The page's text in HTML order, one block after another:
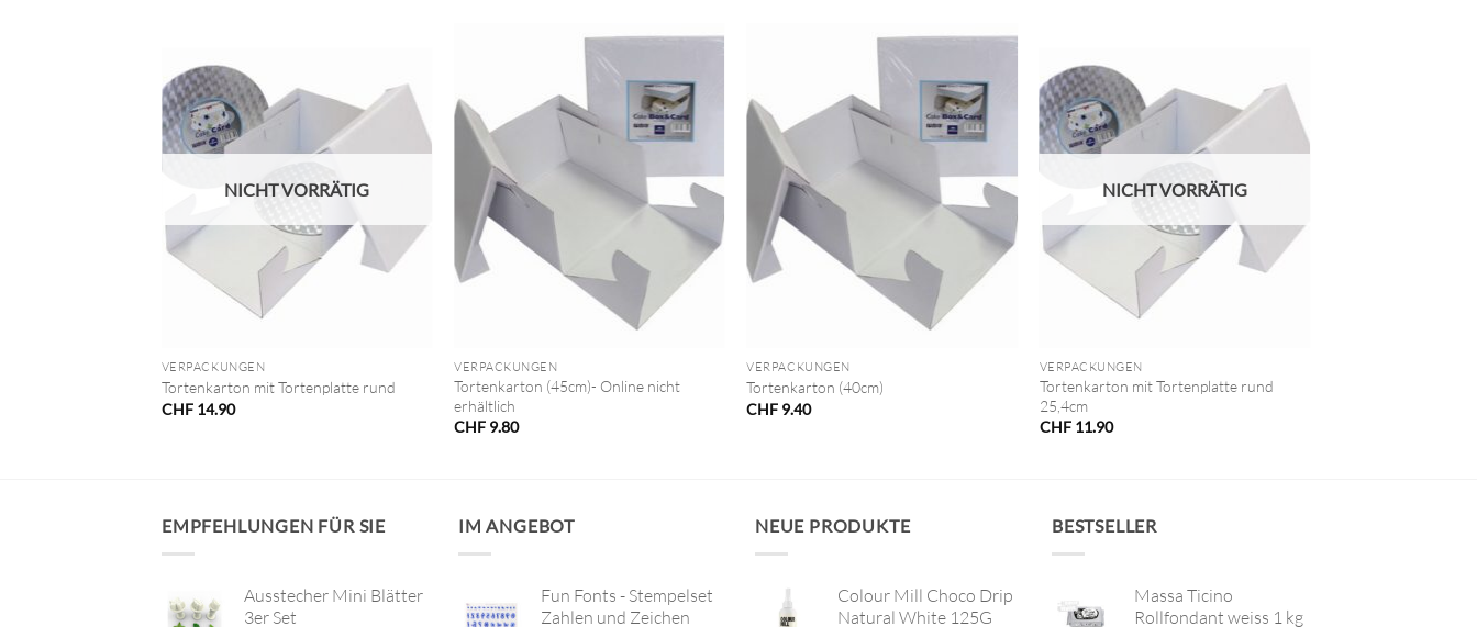
NICHT VORRÄTIG
VERPACKUNGEN
Tortenkarton mit Tortenplatte rund
CHF14.90
VERPACKUNGEN
Tortenkarton (45cm)- Online nicht
erhältlich
CHF 9.80
VERPACKUNGEN
Tortenkarton (40cm)
CHF 9.40
NICHT VORRÄTIG
VERPACKUNGEN
Tortenkarton mit Tortenplatte rund
25,4cm
CHF11.90
EMPFEHLUNGEN FÜR SIE
Ausstecher Mini Blätter
3er Set
IM ANGEBOT
Fun Fonts - Stempelset
Zahlen und Zeichen
NEUE PRODUKTE
Colour Mill Choco Drip
Natural White 125G
BESTSELLER
Massa Ticino
Rollfondant weiss 1 kg